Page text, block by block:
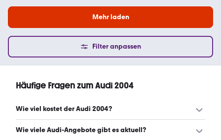
Mehr laden
Filter anpassen
Häufige Fragen zum Audi 2004
Wie viel kostet der Audi 2004?
Ein guter Preis für einen Audi 2004 liegt zwischen 1.899 €
Wie viele Audi-Angebote gibt es aktuell?